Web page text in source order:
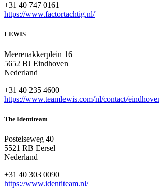
+31 40 747 0161
https://www.factortachtig.nl/
LEWIS
Meerenakkerplein 16
5652 BJ Eindhoven
Nederland
+31 40 235 4600
https://www.teamlewis.com/nl/contact/
The Identiteam
Postelseweg 40
5521 RB Eersel
Nederland
+31 40 303 0090
https://www.identiteam.nl/